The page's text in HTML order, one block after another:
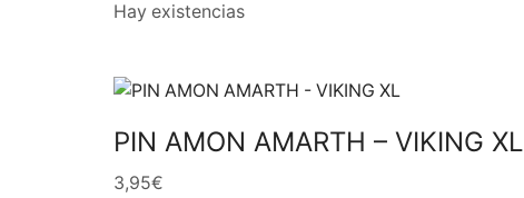
Hay existencias
PIN AMON AMARTH – VIKING XL
3,95€